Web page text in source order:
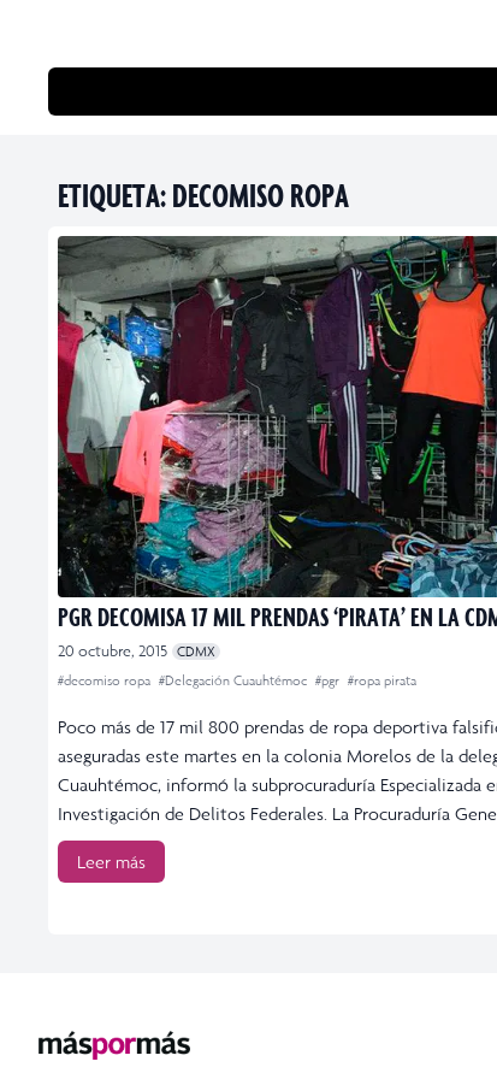
ETIQUETA:DECOMISO ROPA
PGR DECOMISA 17 MIL PRENDAS ‘PIRATA’ EN LA
20 octubre, 2015 CDMX
#decomiso ropa #Delegación Cuauhtémoc #pgr #ropa pirata
Poco más de 17 mil 800 prendas de ropa deportiva
aseguradas este martes en la colonia Morelos de la
Cuauhtémoc, informó la subprocuraduría Especializada
Investigación de Delitos Federales. La Procuraduría
Leer más